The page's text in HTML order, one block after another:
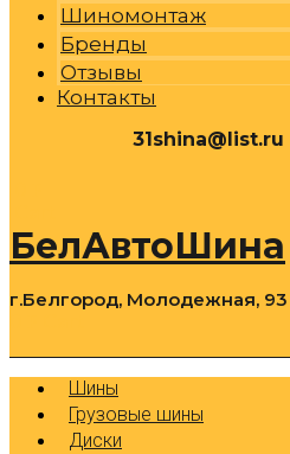
Шиномонтаж
Бренды
Отзывы
Контакты
31shina@list.ru
БелАвтоШина
г.Белгород, Молодежная, 93
Шины
Грузовые шины
Диски